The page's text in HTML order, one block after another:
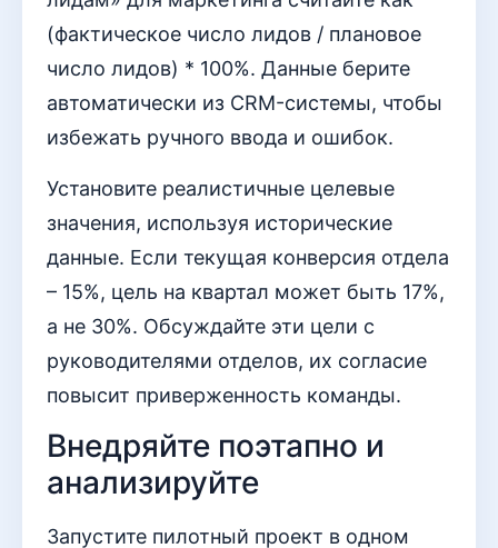
(фактическое число лидов / плановое
число лидов) * 100%. Данные берите
автоматически из CRM-системы, чтобы
избежать ручного ввода и ошибок.
Установите реалистичные целевые
значения, используя исторические
данные. Если текущая конверсия отдела
– 15%, цель на квартал может быть 17%,
а не 30%. Обсуждайте эти цели с
руководителями отделов, их согласие
повысит приверженность команды.
Внедряйте поэтапно и
анализируйте
Запустите пилотный проект в одном